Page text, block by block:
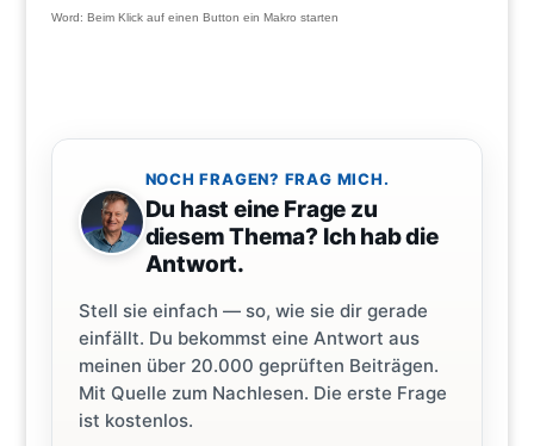
Word: Beim Klick auf einen Button ein Makro starten
NOCH FRAGEN? FRAG MICH.
Du hast eine Frage zu
diesem Thema? Ich hab die
Antwort.
Stell sie einfach — so, wie sie dir gerade
einfällt. Du bekommst eine Antwort aus
meinen über 20.000 geprüften Beiträgen.
Mit Quelle zum Nachlesen. Die erste Frage
ist kostenlos.